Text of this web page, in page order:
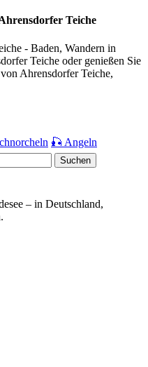
Teiche
- Baden, Wandern in
Teiche oder genießen Sie
Ahrensdorfer Teiche,
🎣 Angeln
– in Deutschland,